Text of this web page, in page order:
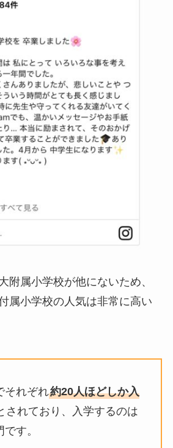
附属小学校が他にないため、
属小学校の人気は非常に高い
それぞれ約20人ほどしか入
されており、入学するのは
す。